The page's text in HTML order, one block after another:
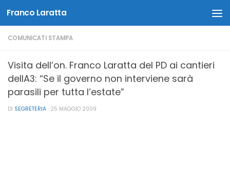
Salta al contenuto
Franco Laratta
COMUNICATI STAMPA
Visita dell’on. Franco Laratta del PD ai cantieri
dellA3: “Se il governo non interviene sarà
parasili per tutta l’estate”
DI SEGRETERIA · 25 MAGGIO 2009